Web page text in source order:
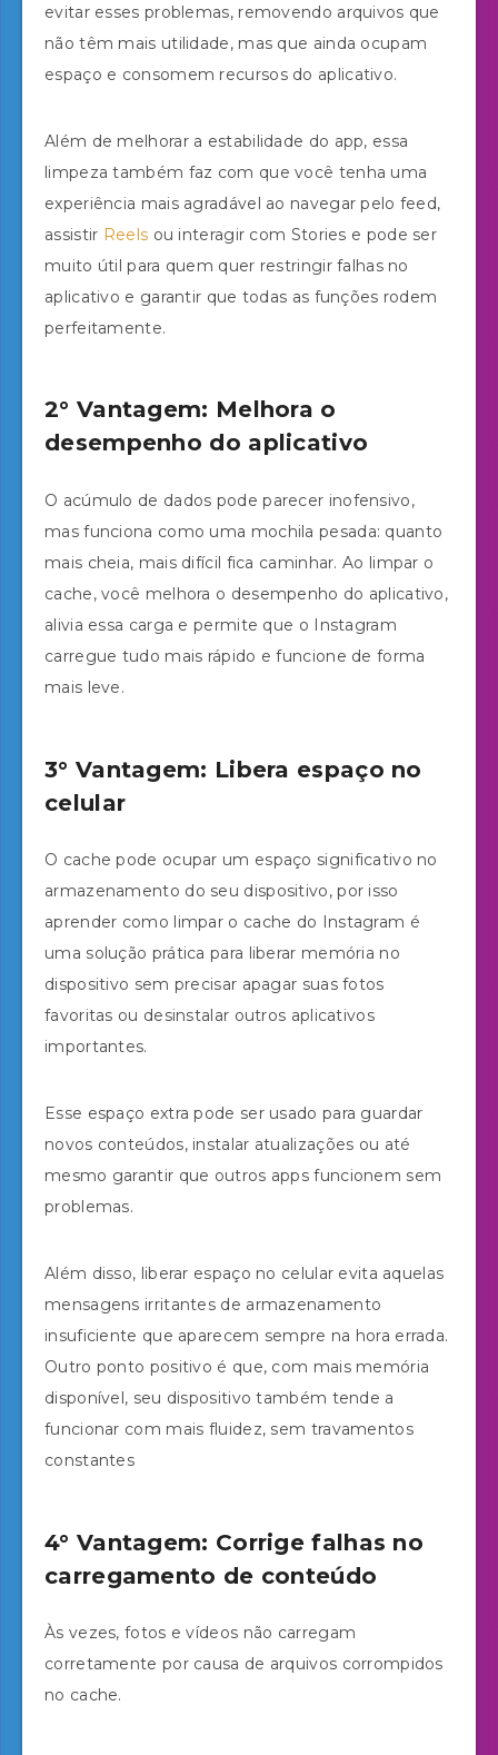
evitar esses problemas, removendo arquivos que
não têm mais utilidade, mas que ainda ocupam
espaço e consomem recursos do aplicativo.
Além de melhorar a estabilidade do app, essa
limpeza também faz com que você tenha uma
experiência mais agradável ao navegar pelo feed,
assistir Reels ou interagir com Stories e pode ser
muito útil para quem quer restringir falhas no
aplicativo e garantir que todas as funções rodem
perfeitamente.
2° Vantagem: Melhora o
desempenho do aplicativo
O acúmulo de dados pode parecer inofensivo,
mas funciona como uma mochila pesada: quanto
mais cheia, mais difícil fica caminhar. Ao limpar o
cache, você melhora o desempenho do aplicativo,
alivia essa carga e permite que o Instagram
carregue tudo mais rápido e funcione de forma
mais leve.
3° Vantagem: Libera espaço no
celular
O cache pode ocupar um espaço significativo no
armazenamento do seu dispositivo, por isso
aprender como limpar o cache do Instagram é
uma solução prática para liberar memória no
dispositivo sem precisar apagar suas fotos
favoritas ou desinstalar outros aplicativos
importantes.
Esse espaço extra pode ser usado para guardar
novos conteúdos, instalar atualizações ou até
mesmo garantir que outros apps funcionem sem
problemas.
Além disso, liberar espaço no celular evita aquelas
mensagens irritantes de armazenamento
insuficiente que aparecem sempre na hora errada.
Outro ponto positivo é que, com mais memória
disponível, seu dispositivo também tende a
funcionar com mais fluidez, sem travamentos
constantes
4° Vantagem: Corrige falhas no
carregamento de conteúdo
Às vezes, fotos e vídeos não carregam
corretamente por causa de arquivos corrompidos
no cache.